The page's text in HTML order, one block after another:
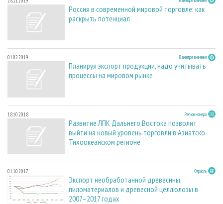
Россия в современной мировой торговле: как
раскрыть потенциал
01.02.2019 В центре внимания
Планируя экспорт продукции, надо учитывать
процессы на мировом рынке
18.10.2018 Регион номера
Развитие ЛПК Дальнего Востока позволит
выйти на новый уровень торговли в Азиатско-
Тихоокеанском регионе
01.10.2017 Отрасль
Экспорт необработанной древесины,
пиломатериалов и древесной целлюлозы в
2007–2017 годах